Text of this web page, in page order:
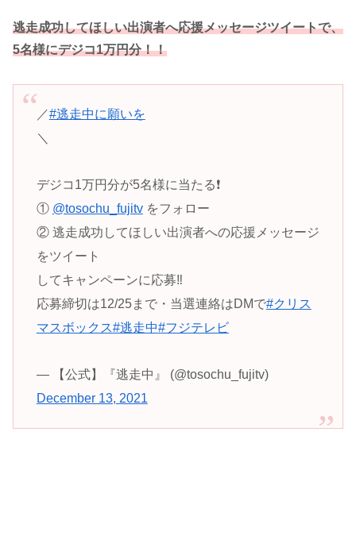
逃走成功してほしい出演者へ応援メッセージツイートで、
5名様にデジコ1万円分！！
／​#逃走中に願いを
＼​
デジコ1万円分が5名様に当たる❗
① @tosochu_fujitvをフォロー
② 逃走成功してほしい出演者への応援メッセージ
をツイート
してキャンペーンに応募‼
応募締切は12/25まで・当選連絡はDMで#クリス
マスボックス#逃走中#フジテレビ
— 【公式】『逃走中』 (@tosochu_fujitv)
December 13, 2021